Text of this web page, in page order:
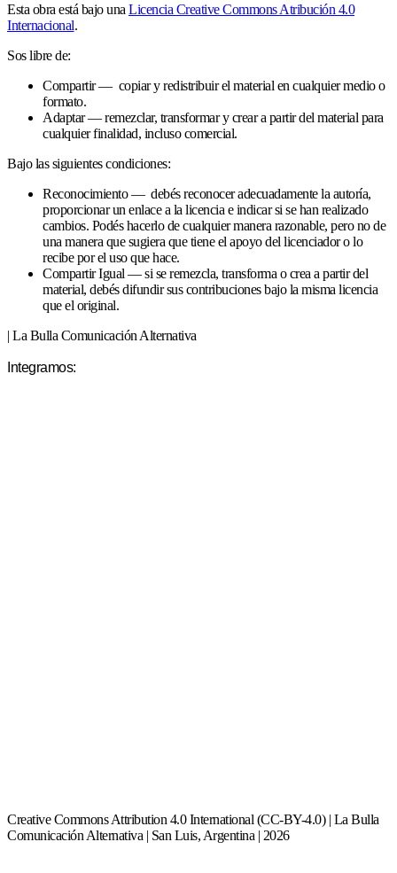
Esta obra está bajo una Licencia Creative Commons Atribución 4.0
Internacional.
Sos libre de:
Compartir — copiar y redistribuir el material en cualquier medio o
formato.
Adaptar — remezclar, transformar y crear a partir del material para
cualquier finalidad, incluso comercial.
Bajo las siguientes condiciones:
Reconocimiento — debés reconocer adecuadamente la autoría,
proporcionar un enlace a la licencia e indicar si se han realizado
cambios. Podés hacerlo de cualquier manera razonable, pero no de
una manera que sugiera que tiene el apoyo del licenciador o lo
recibe por el uso que hace.
Compartir Igual — si se remezcla, transforma o crea a partir del
material, debés difundir sus contribuciones bajo la misma licencia
que el original.
| La Bulla Comunicación Alternativa
Integramos:
Creative Commons Attribution 4.0 International (CC-BY-4.0) | La Bulla
Comunicación Alternativa | San Luis, Argentina | 2026